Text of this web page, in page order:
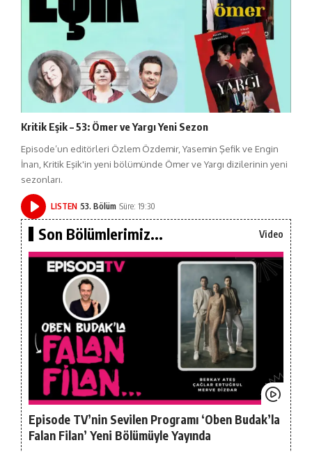
Kritik Eşik – 53: Ömer ve Yargı Yeni Sezon
Episode’un editörleri Özlem Özdemir, Yasemin Şefik ve Engin
İnan, Kritik Eşik'in yeni bölümünde Ömer ve Yargı dizilerinin yeni
sezonları.
LISTEN 53. Bölüm Süre: 19:30
Son Bölümlerimiz... Video
Episode TV’nin Sevilen Programı ‘Oben Budak’la
Falan Filan’ Yeni Bölümüyle Yayında